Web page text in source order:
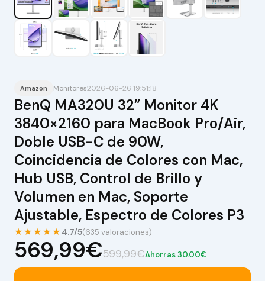
Amazon Monitores2026-06-26 19:51:18
BenQ MA320U 32” Monitor 4K
3840×2160 para MacBook Pro/Air,
Doble USB-C de 90W,
Coincidencia de Colores con Mac,
Hub USB, Control de Brillo y
Volumen en Mac, Soporte
Ajustable, Espectro de Colores P3
★★★★★ 4.7/5(635 valoraciones)
569,99€599,99€Ahorras 30.00€